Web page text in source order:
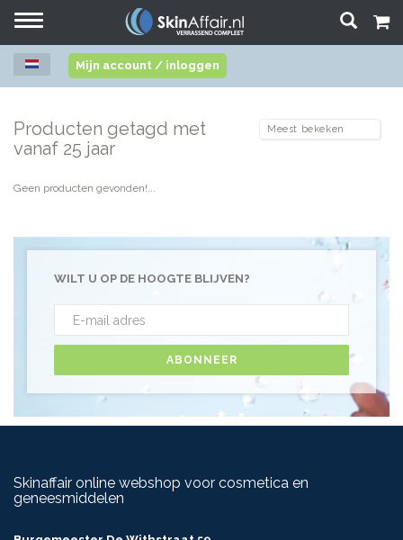
Toggle
Mijn account / inloggen
Producten getagd met
vanaf 25 jaar
Geen producten gevonden!...
WILT U OP DE HOOGTE BLIJVEN?
ABONNEER
Skinaffair online webshop voor cosmetica en
geneesmiddelen